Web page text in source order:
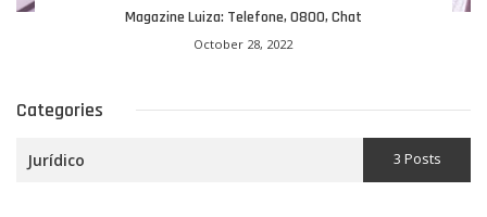
Magazine Luiza: Telefone, 0800, Chat
October 28, 2022
Categories
Jurídico 3 Posts